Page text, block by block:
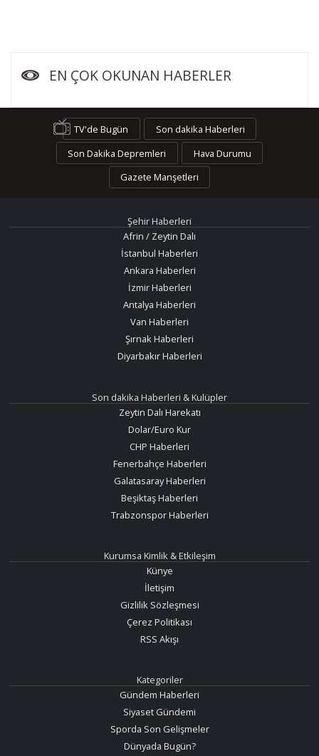
EN ÇOK OKUNAN HABERLER
TV'de Bugün
Son dakika Haberleri
Son Dakika Depremleri
Hava Durumu
Gazete Manşetleri
Şehir Haberleri
Afrin / Zeytin Dalı
İstanbul Haberleri
Ankara Haberleri
İzmir Haberleri
Antalya Haberleri
Van Haberleri
Şırnak Haberleri
Diyarbakır Haberleri
Son dakika Haberleri & Kulüpler
Zeytin Dalı Harekatı
Dolar/Euro Kur
CHP Haberleri
Fenerbahçe Haberleri
Galatasaray Haberleri
Beşiktaş Haberleri
Trabzonspor Haberleri
Kurumsa Kimlik & Etkileşim
Künye
İletişim
Gizlilik Sözleşmesi
Çerez Politikası
RSS Akışı
Kategoriler
Gündem Haberleri
Siyaset Gündemi
Sporda Son Gelişmeler
Dünyada Bugün?